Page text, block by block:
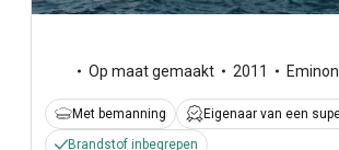
Op maat gemaakt 2011
Met bemanning
Eigenaar van een
Brandstof inbegrepen